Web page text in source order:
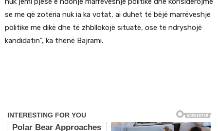
se me që zotëria nuk ia ka votat, ai duhet të bëjë marrëveshje
politike me dikë dhe të zhbllokojë situatë, ose të ndryshojë
kandidatin”, ka thënë Bajrami.